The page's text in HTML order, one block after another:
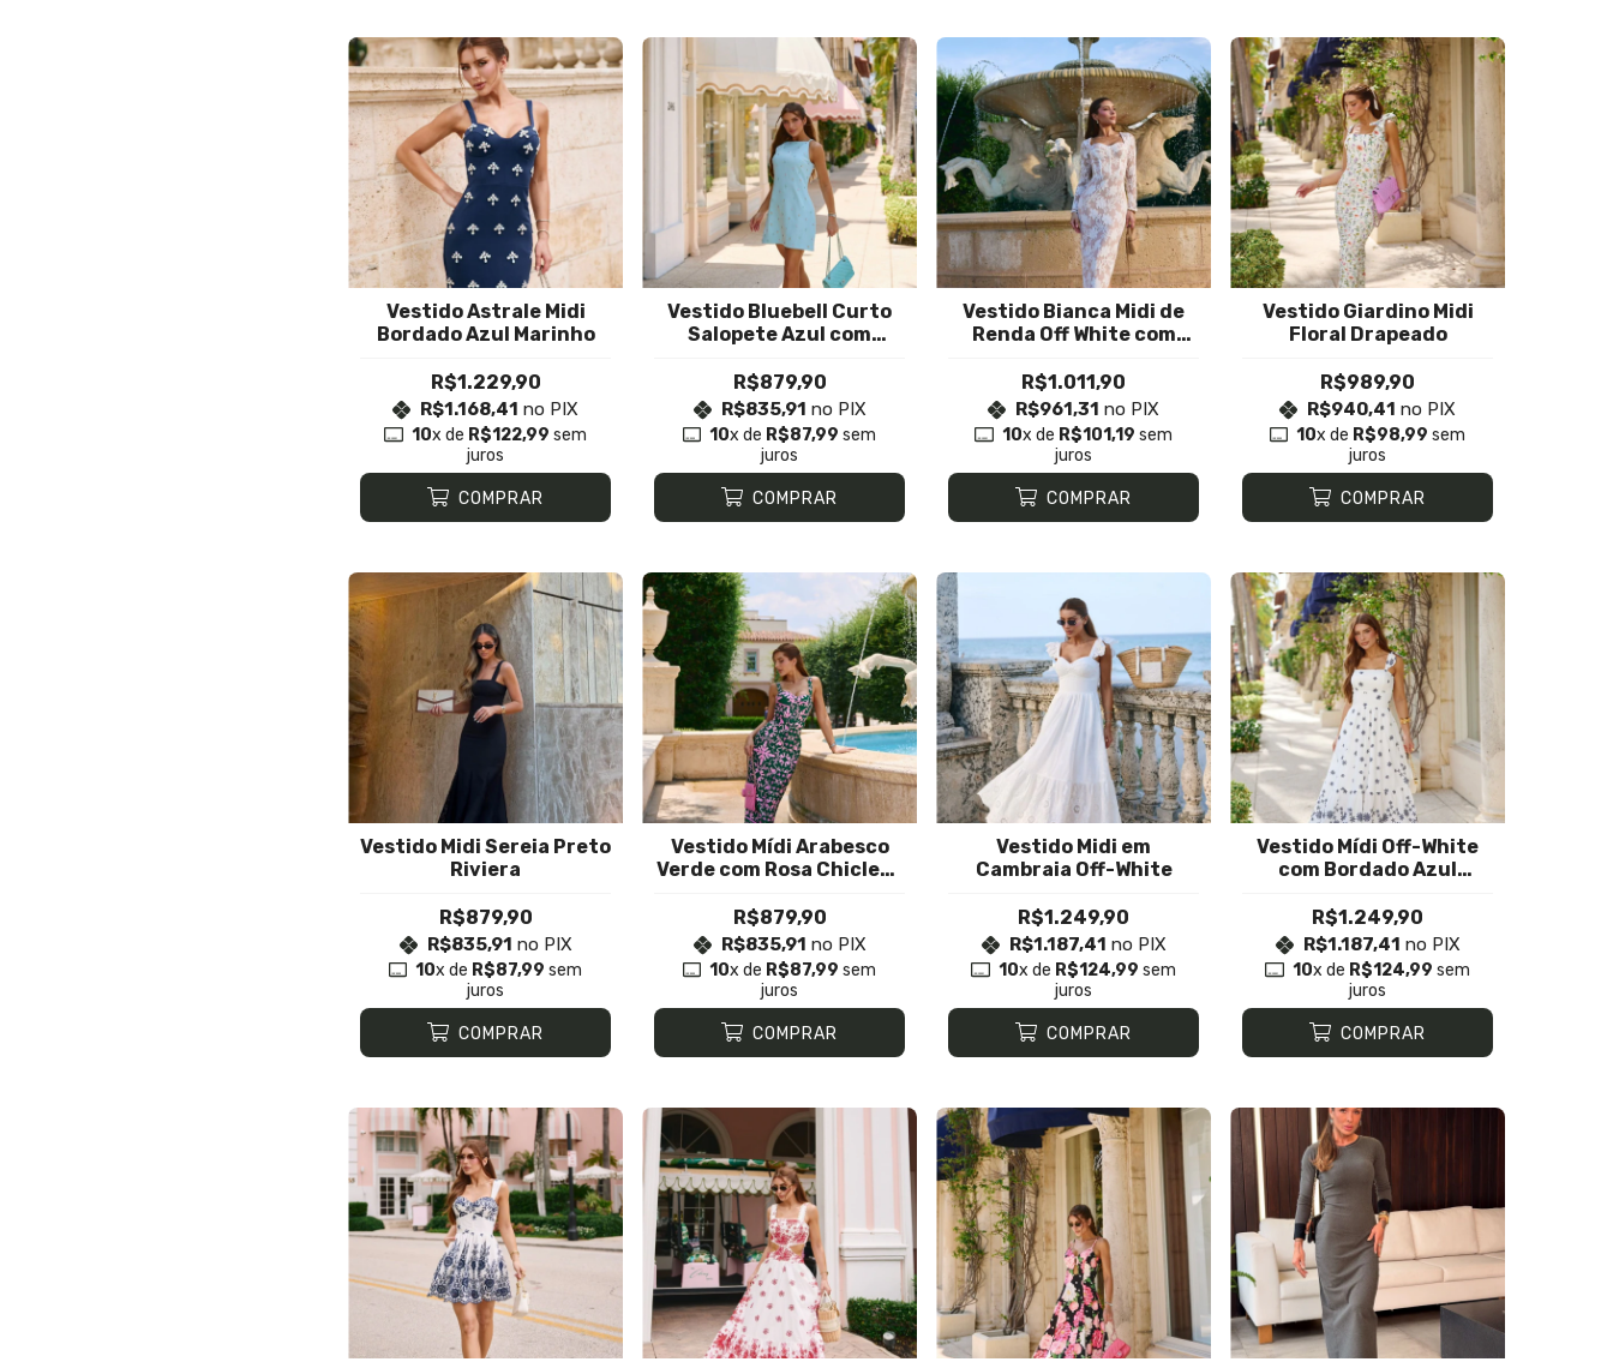
Vestido Astrale Midi
Bordado Azul Marinho
R$1.229,90
R$1.168,41 no PIX
10x de R$122,99 sem
juros
COMPRAR
Vestido Bluebell Curto
Salopete Azul com
R$879,90
R$835,91 no PIX
10x de R$87,99 sem
juros
COMPRAR
Vestido Bianca Midi de
Renda Off White com
R$1.011,90
R$961,31 no PIX
10x de R$101,19 sem
juros
COMPRAR
Vestido Giardino Midi
Floral Drapeado
R$989,90
R$940,41 no PIX
10x de R$98,99 sem
juros
COMPRAR
Vestido Midi Sereia Preto
Riviera
R$879,90
R$835,91 no PIX
10x de R$87,99 sem
juros
COMPRAR
Vestido Mídi Arabesco
Verde com Rosa Chiclete
R$879,90
R$835,91 no PIX
10x de R$87,99 sem
juros
COMPRAR
Vestido Midi em
Cambraia Off-White
R$1.249,90
R$1.187,41 no PIX
10x de R$124,99 sem
juros
COMPRAR
Vestido Mídi Off-White
com Bordado Azul
R$1.249,90
R$1.187,41 no PIX
10x de R$124,99 sem
juros
COMPRAR